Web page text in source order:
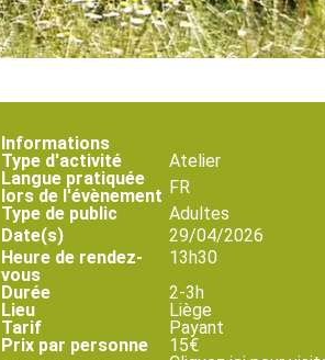
Informations
Type d'activité
Atelier
Langue pratiquée
lors de l'évènement FR
Type de public
Adultes
Date(s)
29/04/2026
Heure de rendez-
vous
13h30
Durée
2-3h
Lieu
Liège
Tarif
Payant
Prix par personne
15€